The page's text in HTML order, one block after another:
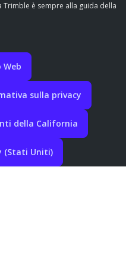
è sempre alla guida della
sulla privacy
della California
(Stati Uniti)